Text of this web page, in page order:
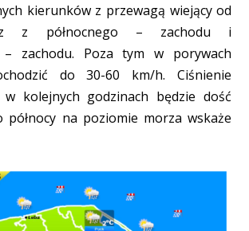
kierunków z przewagą wiejący od
z północnego – zachodu i
– zachodu. Poza tym w porywach
do 30-60 km/h. Ciśnienie
w kolejnych godzinach będzie dość
na poziomie morza wskaże